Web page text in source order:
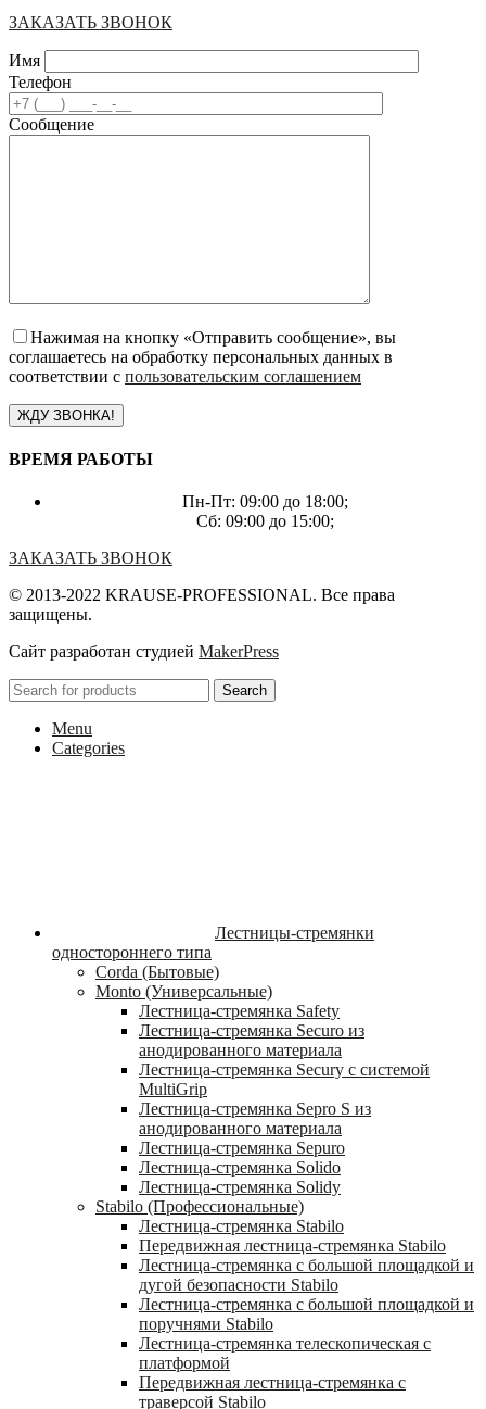
ЗАКАЗАТЬ ЗВОНОК
Имя
Телефон
Сообщение
Нажимая на кнопку «Отправить сообщение», вы
соглашаетесь на обработку персональных данных в
соответствии с пользовательским соглашением
ВРЕМЯ РАБОТЫ
Пн-Пт: 09:00 до 18:00;
Сб: 09:00 до 15:00;
ЗАКАЗАТЬ ЗВОНОК
© 2013-2022 KRAUSE-PROFESSIONAL. Все права
защищены.
Сайт разработан студией MakerPress
Search
Menu
Categories
Лестницы-стремянки
одностороннего типа
Corda (Бытовые)
Monto (Универсальные)
Лестница-стремянка Safety
Лестница-стремянка Securo из
анодированного материала
Лестница-стремянка Secury с системой
MultiGrip
Лестница-стремянка Sepro S из
анодированного материала
Лестница-стремянка Sepuro
Лестница-стремянка Solido
Лестница-стремянка Solidy
Stabilo (Профессиональные)
Лестница-стремянка Stabilo
Передвижная лестница-стремянка Stabilo
Лестница-стремянка с большой площадкой и
дугой безопасности Stabilo
Лестница-стремянка с большой площадкой и
поручнями Stabilo
Лестница-стремянка телескопическая с
платформой
Передвижная лестница-стремянка с
траверсой Stabilo